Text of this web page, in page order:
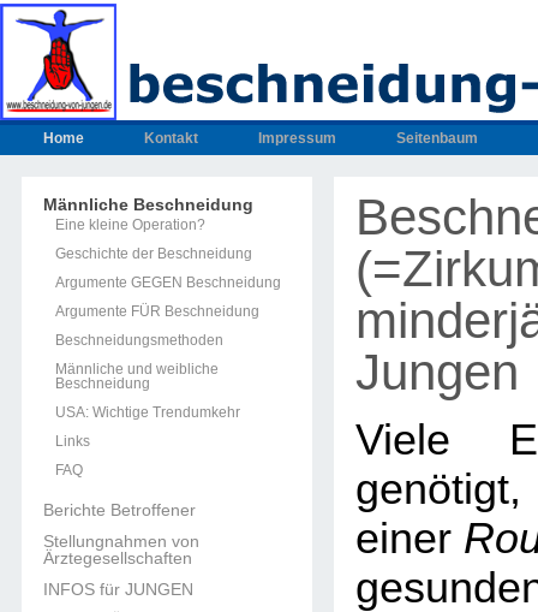
Home Kontakt Impressum Seitenbaum
Männliche Beschneidung
Eine kleine Operation?
Geschichte der Beschneidung
Argumente GEGEN Beschneidung
Argumente FÜR Beschneidung
Beschneidungsmethoden
Männliche und weibliche
Beschneidung
USA: Wichtige Trendumkehr
Links
FAQ
Berichte Betroffener
Stellungnahmen von
Ärztegesellschaften
INFOS für JUNGEN
Jungen
Viele
einer